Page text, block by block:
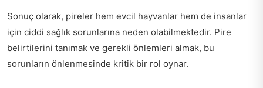
Sonuç olarak, pireler hem evcil hayvanlar hem de insanlar
için ciddi sağlık sorunlarına neden olabilmektedir. Pire
belirtilerini tanımak ve gerekli önlemleri almak, bu
sorunların önlenmesinde kritik bir rol oynar.